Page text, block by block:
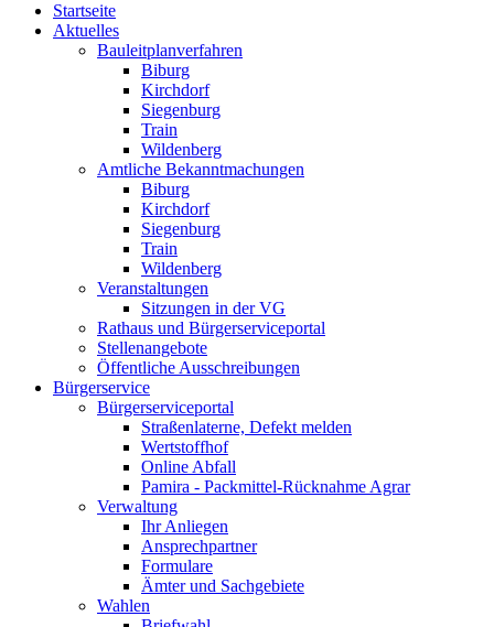
Startseite
Aktuelles
Bauleitplanverfahren
Biburg
Kirchdorf
Siegenburg
Train
Wildenberg
Amtliche Bekanntmachungen
Biburg
Kirchdorf
Siegenburg
Train
Wildenberg
Veranstaltungen
Sitzungen in der VG
Rathaus und Bürgerserviceportal
Stellenangebote
Öffentliche Ausschreibungen
Bürgerservice
Bürgerserviceportal
Straßenlaterne, Defekt melden
Wertstoffhof
Online Abfall
Pamira - Packmittel-Rücknahme Agrar
Verwaltung
Ihr Anliegen
Ansprechpartner
Formulare
Ämter und Sachgebiete
Wahlen